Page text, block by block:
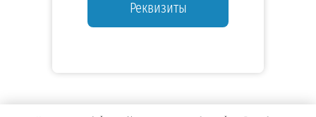
Реквизиты